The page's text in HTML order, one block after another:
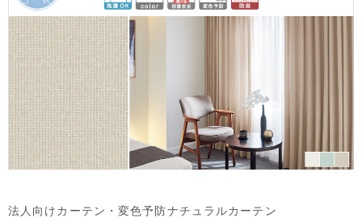
法人向けカーテン・変色予防ナチュラルカーテン